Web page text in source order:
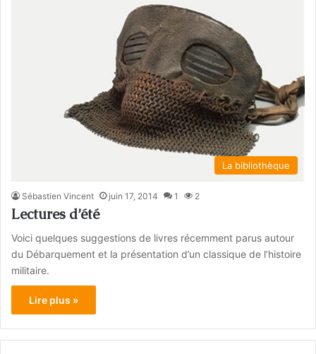
La bibliothèque
Sébastien Vincent juin 17, 2014 1 2
Lectures d’été
Voici quelques suggestions de livres récemment parus autour
du Débarquement et la présentation d’un classique de l’histoire
militaire.
Lire plus »